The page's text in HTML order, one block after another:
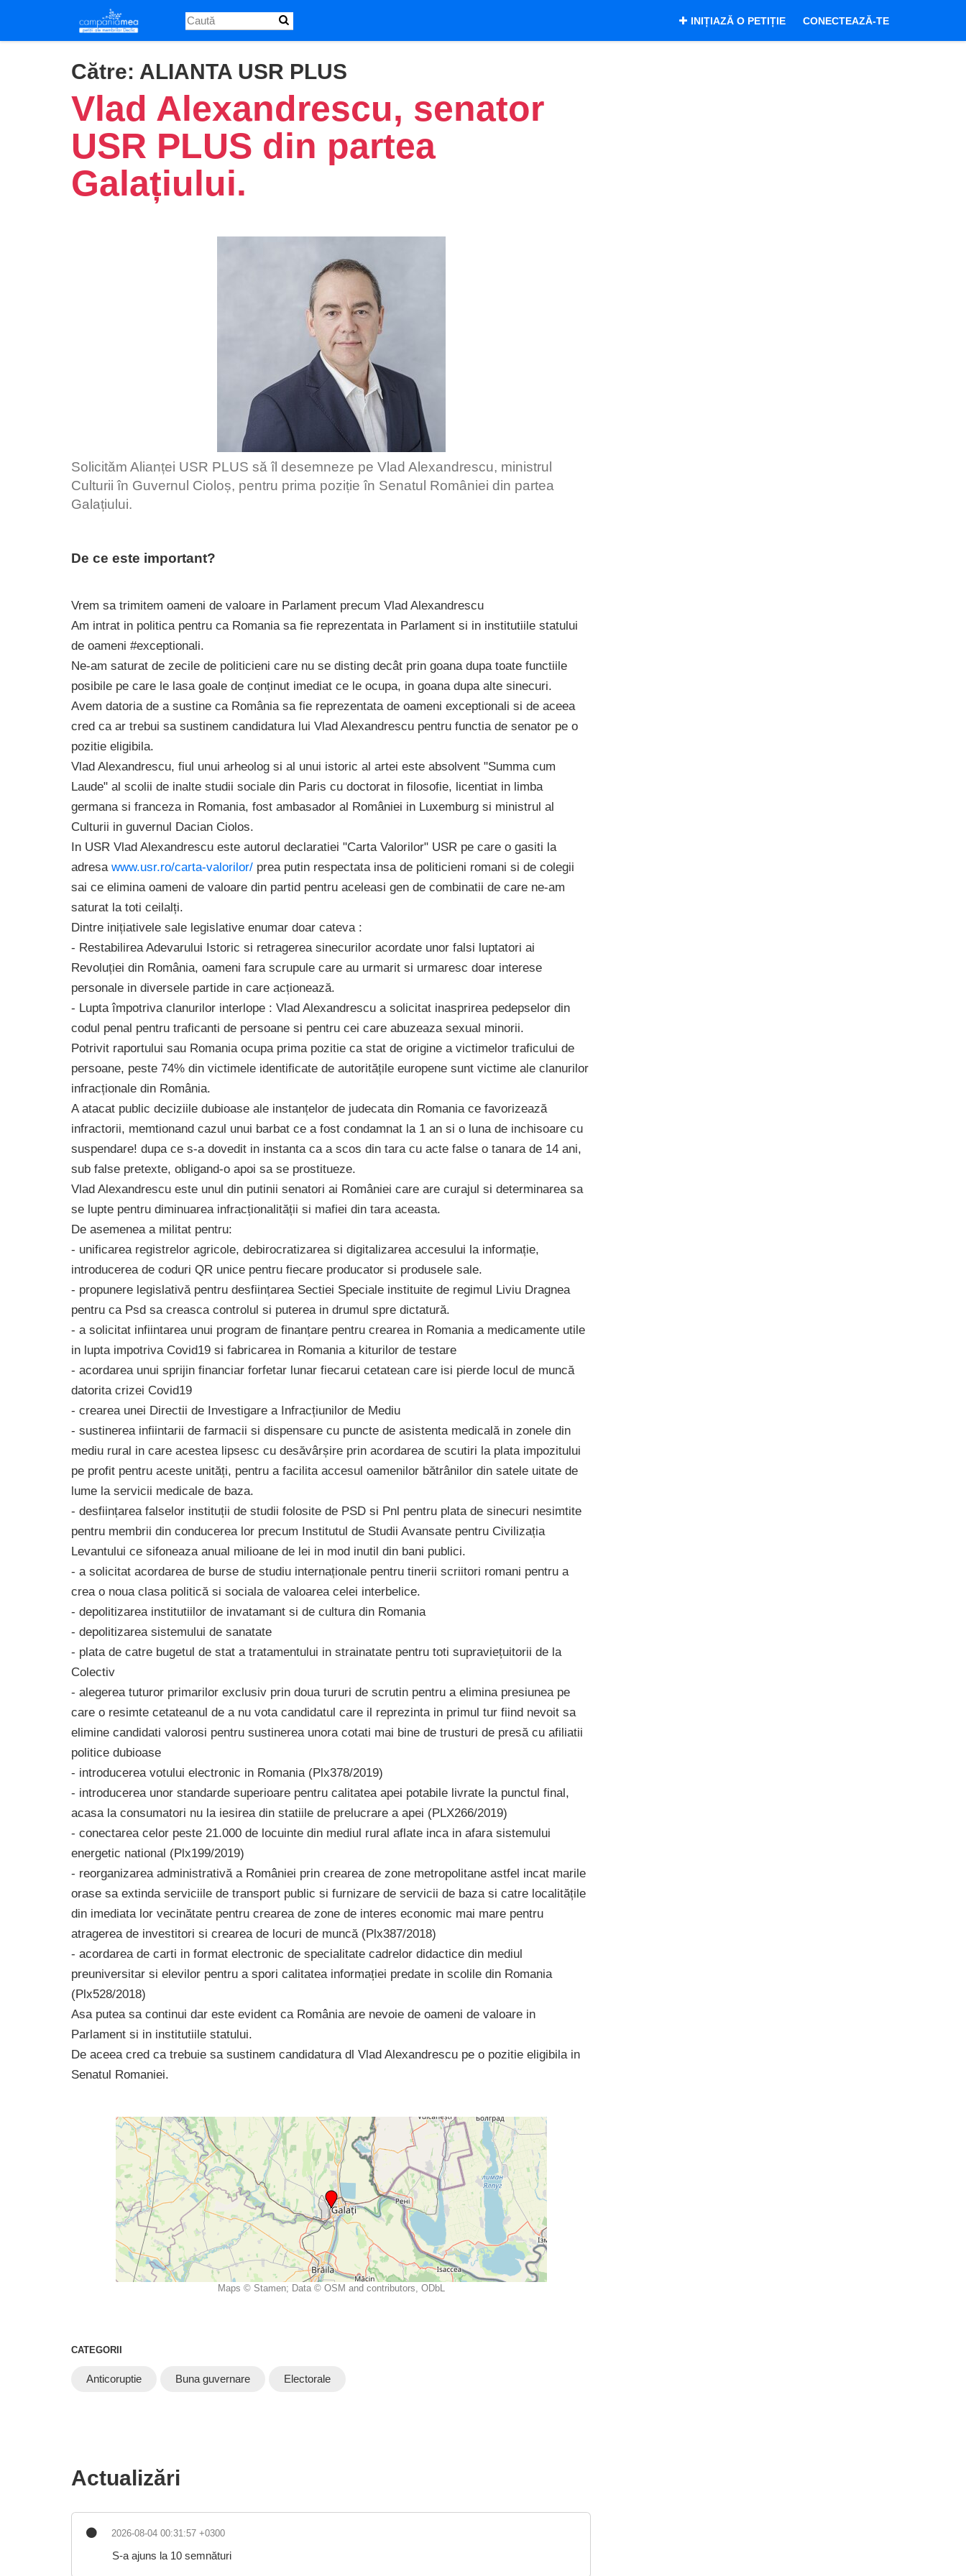
main
INIȚIAZĂ O PETIȚIE CONECTEAZĂ-TE
Către: ALIANTA USR PLUS
Vlad Alexandrescu, senator
USR PLUS din partea
Galațiului.
Solicităm Alianței USR PLUS să îl desemneze pe Vlad Alexandrescu, ministrul
Culturii în Guvernul Cioloș, pentru prima poziție în Senatul României din partea
Galațiului.
De ce este important?
Vrem sa trimitem oameni de valoare in Parlament precum Vlad Alexandrescu
Am intrat in politica pentru ca Romania sa fie reprezentata in Parlament si in institutiile statului
de oameni #exceptionali.
Ne-am saturat de zecile de politicieni care nu se disting decât prin goana dupa toate functiile
posibile pe care le lasa goale de conținut imediat ce le ocupa, in goana dupa alte sinecuri.
Avem datoria de a sustine ca România sa fie reprezentata de oameni exceptionali si de aceea
cred ca ar trebui sa sustinem candidatura lui Vlad Alexandrescu pentru functia de senator pe o
pozitie eligibila.
Vlad Alexandrescu, fiul unui arheolog si al unui istoric al artei este absolvent "Summa cum
Laude" al scolii de inalte studii sociale din Paris cu doctorat in filosofie, licentiat in limba
germana si franceza in Romania, fost ambasador al României in Luxemburg si ministrul al
Culturii in guvernul Dacian Ciolos.
In USR Vlad Alexandrescu este autorul declaratiei "Carta Valorilor" USR pe care o gasiti la
adresa www.usr.ro/carta-valorilor/ prea putin respectata insa de politicieni romani si de colegii
sai ce elimina oameni de valoare din partid pentru aceleasi gen de combinatii de care ne-am
saturat la toti ceilalți.
Dintre inițiativele sale legislative enumar doar cateva :
- Restabilirea Adevarului Istoric si retragerea sinecurilor acordate unor falsi luptatori ai
Revoluției din România, oameni fara scrupule care au urmarit si urmaresc doar interese
personale in diversele partide in care acționează.
- Lupta împotriva clanurilor interlope : Vlad Alexandrescu a solicitat inasprirea pedepselor din
codul penal pentru traficanti de persoane si pentru cei care abuzeaza sexual minorii.
Potrivit raportului sau Romania ocupa prima pozitie ca stat de origine a victimelor traficului de
persoane, peste 74% din victimele identificate de autoritățile europene sunt victime ale clanurilor
infracționale din România.
A atacat public deciziile dubioase ale instanțelor de judecata din Romania ce favorizează
infractorii, memtionand cazul unui barbat ce a fost condamnat la 1 an si o luna de inchisoare cu
suspendare! dupa ce s-a dovedit in instanta ca a scos din tara cu acte false o tanara de 14 ani,
sub false pretexte, obligand-o apoi sa se prostitueze.
Vlad Alexandrescu este unul din putinii senatori ai României care are curajul si determinarea sa
se lupte pentru diminuarea infracționalității si mafiei din tara aceasta.
De asemenea a militat pentru:
- unificarea registrelor agricole, debirocratizarea si digitalizarea accesului la informație,
introducerea de coduri QR unice pentru fiecare producator si produsele sale.
- propunere legislativă pentru desființarea Sectiei Speciale instituite de regimul Liviu Dragnea
pentru ca Psd sa creasca controlul si puterea in drumul spre dictatură.
- a solicitat infiintarea unui program de finanțare pentru crearea in Romania a medicamente utile
in lupta impotriva Covid19 si fabricarea in Romania a kiturilor de testare
- acordarea unui sprijin financiar forfetar lunar fiecarui cetatean care isi pierde locul de muncă
datorita crizei Covid19
- crearea unei Directii de Investigare a Infracțiunilor de Mediu
- sustinerea infiintarii de farmacii si dispensare cu puncte de asistenta medicală in zonele din
mediu rural in care acestea lipsesc cu desăvârșire prin acordarea de scutiri la plata impozitului
pe profit pentru aceste unități, pentru a facilita accesul oamenilor bătrânilor din satele uitate de
lume la servicii medicale de baza.
- desființarea falselor instituții de studii folosite de PSD si Pnl pentru plata de sinecuri nesimtite
pentru membrii din conducerea lor precum Institutul de Studii Avansate pentru Civilizația
Levantului ce sifoneaza anual milioane de lei in mod inutil din bani publici.
- a solicitat acordarea de burse de studiu internaționale pentru tinerii scriitori romani pentru a
crea o noua clasa politică si sociala de valoarea celei interbelice.
- depolitizarea institutiilor de invatamant si de cultura din Romania
- depolitizarea sistemului de sanatate
- plata de catre bugetul de stat a tratamentului in strainatate pentru toti supraviețuitorii de la
Colectiv
- alegerea tuturor primarilor exclusiv prin doua tururi de scrutin pentru a elimina presiunea pe
care o resimte cetateanul de a nu vota candidatul care il reprezinta in primul tur fiind nevoit sa
elimine candidati valorosi pentru sustinerea unora cotati mai bine de trusturi de presă cu afiliatii
politice dubioase
- introducerea votului electronic in Romania (Plx378/2019)
- introducerea unor standarde superioare pentru calitatea apei potabile livrate la punctul final,
acasa la consumatori nu la iesirea din statiile de prelucrare a apei (PLX266/2019)
- conectarea celor peste 21.000 de locuinte din mediul rural aflate inca in afara sistemului
energetic national (Plx199/2019)
- reorganizarea administrativă a României prin crearea de zone metropolitane astfel incat marile
orase sa extinda serviciile de transport public si furnizare de servicii de baza si catre localitățile
din imediata lor vecinătate pentru crearea de zone de interes economic mai mare pentru
atragerea de investitori si crearea de locuri de muncă (Plx387/2018)
- acordarea de carti in format electronic de specialitate cadrelor didactice din mediul
preuniversitar si elevilor pentru a spori calitatea informației predate in scolile din Romania
(Plx528/2018)
Asa putea sa continui dar este evident ca România are nevoie de oameni de valoare in
Parlament si in institutiile statului.
De aceea cred ca trebuie sa sustinem candidatura dl Vlad Alexandrescu pe o pozitie eligibila in
Senatul Romaniei.
Maps © Stamen; Data © OSM and contributors, ODbL
CATEGORII
Anticoruptie Buna guvernare Electorale
Actualizări
2026-08-04 00:31:57 +0300
S-a ajuns la 10 semnături